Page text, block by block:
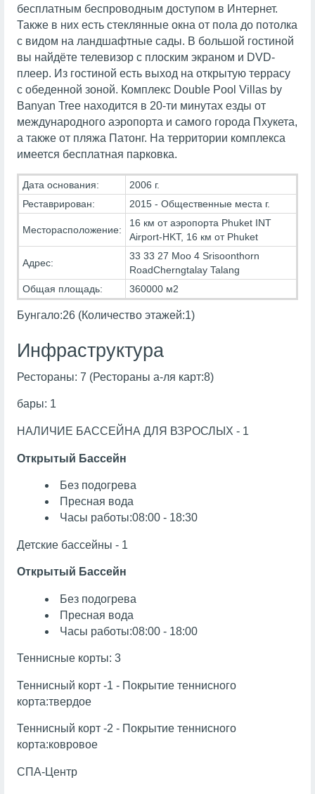
бесплатным беспроводным доступом в Интернет.
Также в них есть стеклянные окна от пола до потолка
с видом на ландшафтные сады. В большой гостиной
вы найдёте телевизор с плоским экраном и DVD-
плеер. Из гостиной есть выход на открытую террасу
с обеденной зоной. Комплекс Double Pool Villas by
Banyan Tree находится в 20-ти минутах езды от
международного аэропорта и самого города Пхукета,
а также от пляжа Патонг. На территории комплекса
имеется бесплатная парковка.
Дата основания:
2006 г.
Реставрирован:
2015 - Общественные места г.
Месторасположение:
16 км от аэропорта Phuket INT
Airport-HKT, 16 км от Phuket
Адрес:
33 33 27 Moo 4 Srisoonthorn
RoadCherngtalay Talang
Общая площадь:
360000 м2
Бунгало:26 (Количество этажей:1)
Инфраструктура
Рестораны: 7 (Рестораны а-ля карт:8)
бары: 1
НАЛИЧИЕ БАССЕЙНА ДЛЯ ВЗРОСЛЫХ - 1
Открытый Бассейн
Без подогрева
Пресная вода
Часы работы:08:00 - 18:30
Детские бассейны - 1
Открытый Бассейн
Без подогрева
Пресная вода
Часы работы:08:00 - 18:00
Теннисные корты: 3
Теннисный корт -1 - Покрытие теннисного
корта:твердое
Теннисный корт -2 - Покрытие теннисного
корта:ковровое
СПА-Центр